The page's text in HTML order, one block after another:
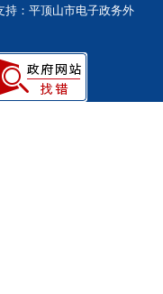
持：平顶山市电子政务外